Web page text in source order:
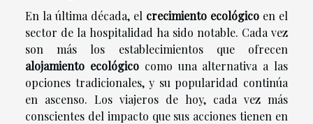
En la última década, el crecimiento ecológico en el
sector de la hospitalidad ha sido notable. Cada vez
son más los establecimientos que ofrecen
alojamiento ecológicocomo una alternativa a las
opciones tradicionales, y su popularidad continúa
en ascenso. Los viajeros de hoy, cada vez más
conscientes del impacto que sus acciones tienen en